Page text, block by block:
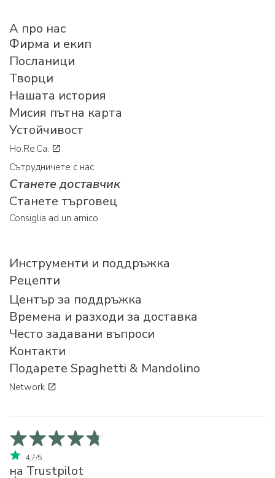
A про нас
Фирма и екип
Посланици
Творци
Нашата история
Мисия пътна карта
Устойчивост
Ho.Re.Ca.
Сътрудничете с нас
Станете доставчик
Станете търговец
Consiglia ad un amico
Инструменти и поддръжка
Рецепти
Център за поддръжка
Времена и разходи за доставка
Често задавани въпроси
Контакти
Подарете Spaghetti & Mandolino
Network
4,7/5
на Trustpilot